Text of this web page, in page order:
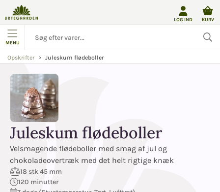
LOG IND KURV
MENU
Opskrifter Juleskum flødeboller
Juleskum flødeboller
Velsmagende flødeboller med smag af jul og
chokoladeovertræk med det helt rigtige knæk
18 stk 45 mm
120 minutter